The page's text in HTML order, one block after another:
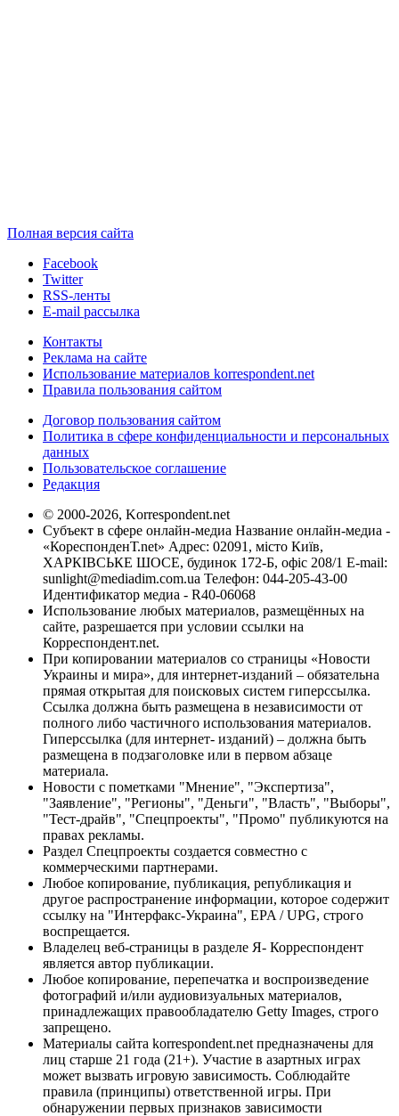
Полная версия сайта
Facebook
Twitter
RSS-ленты
E-mail рассылка
Контакты
Реклама на сайте
Использование материалов korrespondent.net
Правила пользования сайтом
Договор пользования сайтом
Политика в сфере конфиденциальности и персональных
данных
Пользовательское соглашение
Редакция
© 2000-2026, Korrespondent.net
Субъект в сфере онлайн-медиа Название онлайн-медиа -
«КореспонденТ.net» Адрес: 02091, місто Київ,
ХАРКІВСЬКЕ ШОСЕ, будинок 172-Б, офіс 208/1 E-mail:
sunlight@mediadim.com.ua Телефон: 044-205-43-00
Идентификатор медиа - R40-06068
Использование любых материалов, размещённых на
сайте, разрешается при условии ссылки на
Корреспондент.net.
При копировании материалов со страницы «Новости
Украины и мира», для интернет-изданий – обязательна
прямая открытая для поисковых систем гиперссылка.
Ссылка должна быть размещена в независимости от
полного либо частичного использования материалов.
Гиперссылка (для интернет- изданий) – должна быть
размещена в подзаголовке или в первом абзаце
материала.
Новости с пометками "Мнение", "Экспертиза",
"Заявление", "Регионы", "Деньги", "Власть", "Выборы",
"Тест-драйв", "Спецпроекты", "Промо" публикуются на
правах рекламы.
Раздел Спецпроекты создается совместно с
коммерческими партнерами.
Любое копирование, публикация, републикация и
другое распространение информации, которое содержит
ссылку на "Интерфакс-Украина", EPA / UPG, строго
воспрещается.
Владелец веб-страницы в разделе Я- Корреспондент
является автор публикации.
Любое копирование, перепечатка и воспроизведение
фотографий и/или аудиовизуальных материалов,
принадлежащих правообладателю Getty Images, строго
запрещено.
Материалы сайта korrespondent.net предназначены для
лиц старше 21 года (21+). Участие в азартных играх
может вызвать игровую зависимость. Соблюдайте
правила (принципы) ответственной игры. При
обнаружении первых признаков зависимости